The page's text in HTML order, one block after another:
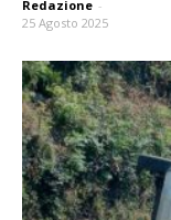
Redazione -
25 Agosto 2025